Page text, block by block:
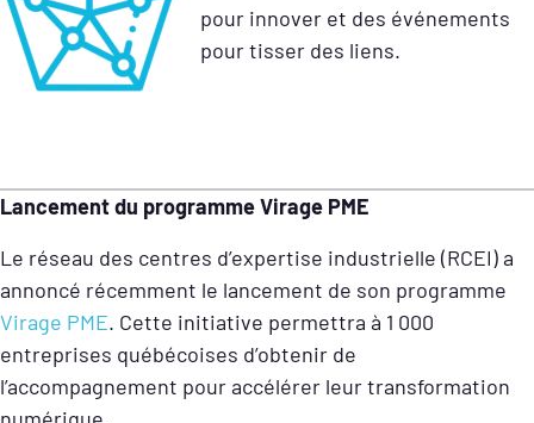
pour innover et des événements
pour tisser des liens.
Lancement du programme Virage PME
Le réseau des centres d’expertise industrielle (RCEI) a
annoncé récemment le lancement de son programme
Virage PME. Cette initiative permettra à 1 000
entreprises québécoises d’obtenir de
l’accompagnement pour accélérer leur transformation